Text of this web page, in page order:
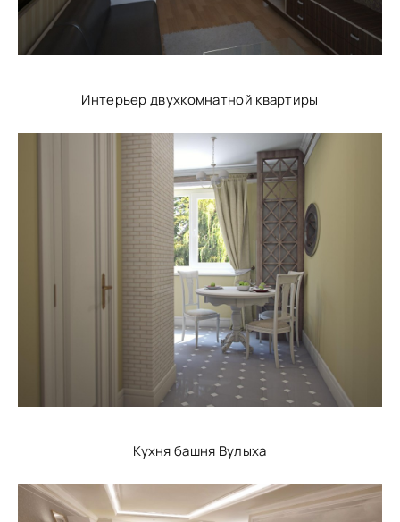
Интерьер двухкомнатной квартиры
Кухня башня Вулыха